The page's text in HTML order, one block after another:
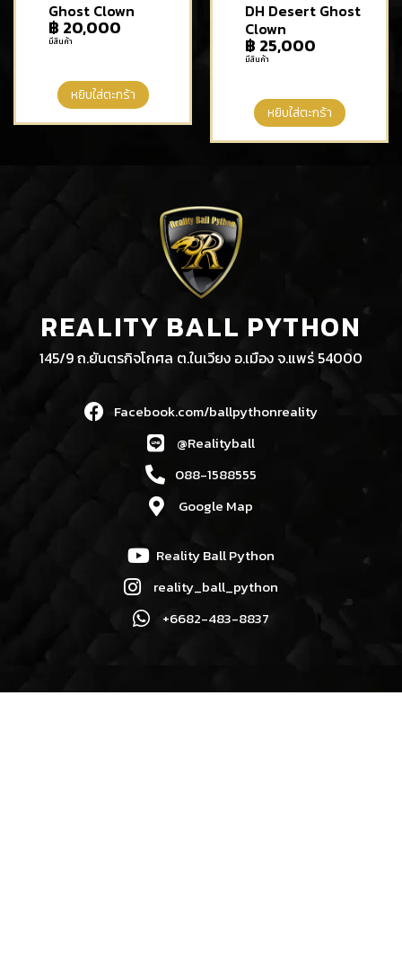
Ghost Clown
฿ 20,000
มีสินค้า
หยิบใส่ตะกร้า
DH Desert Ghost
Clown
฿ 25,000
มีสินค้า
หยิบใส่ตะกร้า
REALITY BALL PYTHON
145/9 ถ.ยันตรกิจโกศล ต.ในเวียง อ.เมือง จ.แพร่ 54000
Facebook.com/ballpythonreality
@Realityball
088-1588555
Google Map
Reality Ball Python
reality_ball_python
+6682-483-8837